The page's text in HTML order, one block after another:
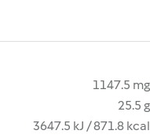
1147.5 mg
25.5 g
3647.5 kJ / 871.8 kcal